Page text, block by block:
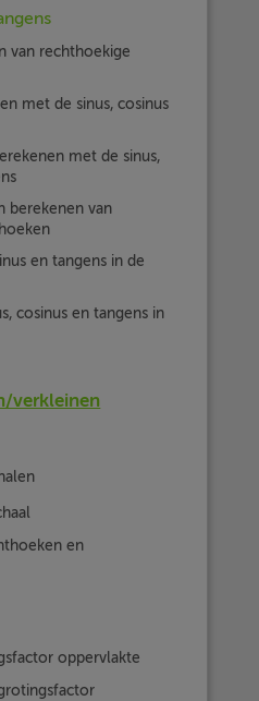
van rechthoekige
met de sinus, cosinus
met de sinus,
berekenen van
en tangens in de
cosinus en tangens in
verkleinen
en
oppervlakte